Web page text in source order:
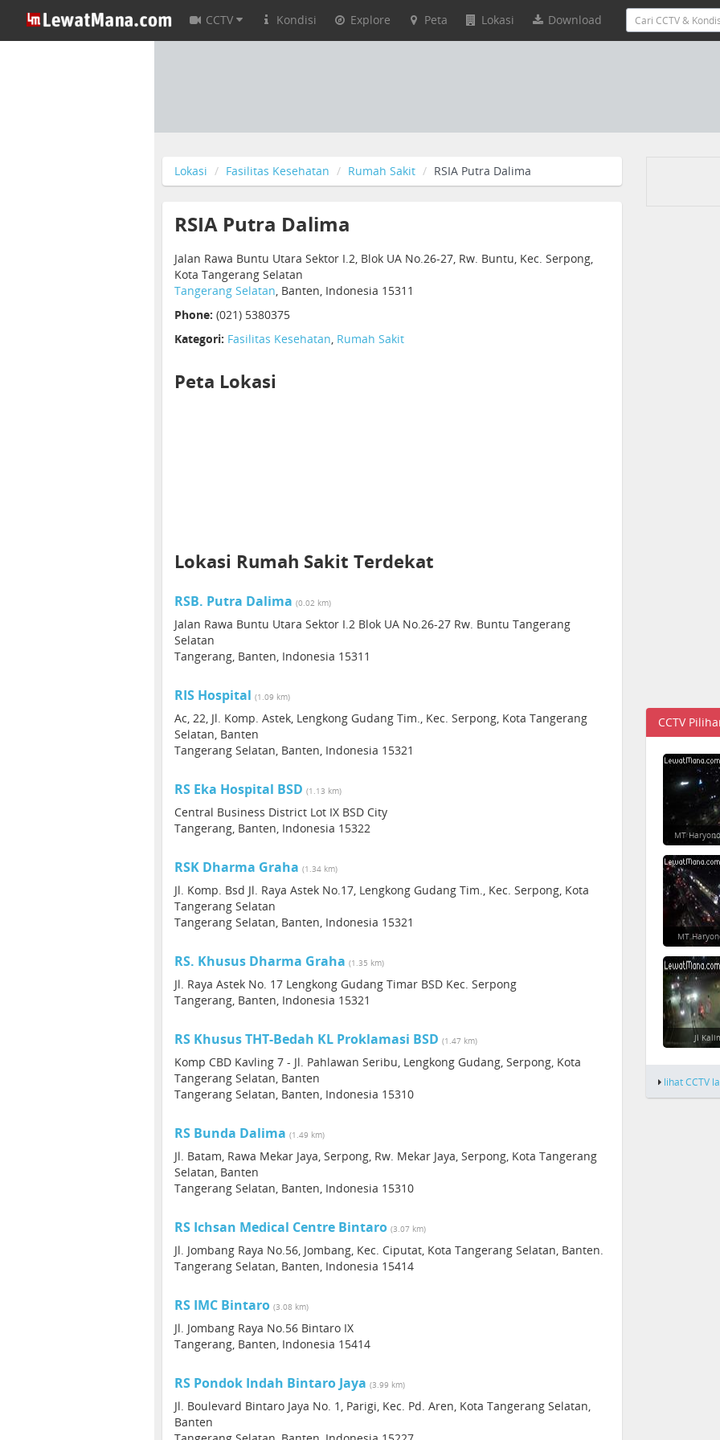
CCTV Kondisi Explore Peta Lokasi Download
Lokasi Fasilitas Kesehatan Rumah Sakit RSIA Putra Dalima
RSIA Putra Dalima
Jalan Rawa Buntu Utara Sektor I.2, Blok UA No.26-27, Rw. Buntu, Kec. Serpong,
Kota Tangerang Selatan
Tangerang Selatan, Banten, Indonesia 15311
Phone: (021) 5380375
Kategori: Fasilitas Kesehatan, Rumah Sakit
Peta Lokasi
Lokasi Rumah Sakit Terdekat
RSB. Putra Dalima (0.02 km)
Jalan Rawa Buntu Utara Sektor I.2 Blok UA No.26-27 Rw. Buntu Tangerang
Selatan
Tangerang, Banten, Indonesia 15311
RIS Hospital (1.09 km)
Ac, 22, Jl. Komp. Astek, Lengkong Gudang Tim., Kec. Serpong, Kota Tangerang
Selatan, Banten
Tangerang Selatan, Banten, Indonesia 15321
RS Eka Hospital BSD (1.13 km)
Central Business District Lot IX BSD City
Tangerang, Banten, Indonesia 15322
RSK Dharma Graha (1.34 km)
Jl. Komp. Bsd Jl. Raya Astek No.17, Lengkong Gudang Tim., Kec. Serpong, Kota
Tangerang Selatan
Tangerang Selatan, Banten, Indonesia 15321
RS. Khusus Dharma Graha (1.35 km)
Jl. Raya Astek No. 17 Lengkong Gudang Timar BSD Kec. Serpong
Tangerang, Banten, Indonesia 15321
RS Khusus THT-Bedah KL Proklamasi BSD (1.47 km)
Komp CBD Kavling 7 - Jl. Pahlawan Seribu, Lengkong Gudang, Serpong, Kota
Tangerang Selatan, Banten
Tangerang Selatan, Banten, Indonesia 15310
RS Bunda Dalima (1.49 km)
Jl. Batam, Rawa Mekar Jaya, Serpong, Rw. Mekar Jaya, Serpong, Kota Tangerang
Selatan, Banten
Tangerang Selatan, Banten, Indonesia 15310
RS Ichsan Medical Centre Bintaro (3.07 km)
Jl. Jombang Raya No.56, Jombang, Kec. Ciputat, Kota Tangerang Selatan, Banten.
Tangerang Selatan, Banten, Indonesia 15414
RS IMC Bintaro (3.08 km)
Jl. Jombang Raya No.56 Bintaro IX
Tangerang, Banten, Indonesia 15414
RS Pondok Indah Bintaro Jaya (3.99 km)
Jl. Boulevard Bintaro Jaya No. 1, Parigi, Kec. Pd. Aren, Kota Tangerang Selatan,
Banten
CCTV
MT
MT
Jl
lihat CCTV